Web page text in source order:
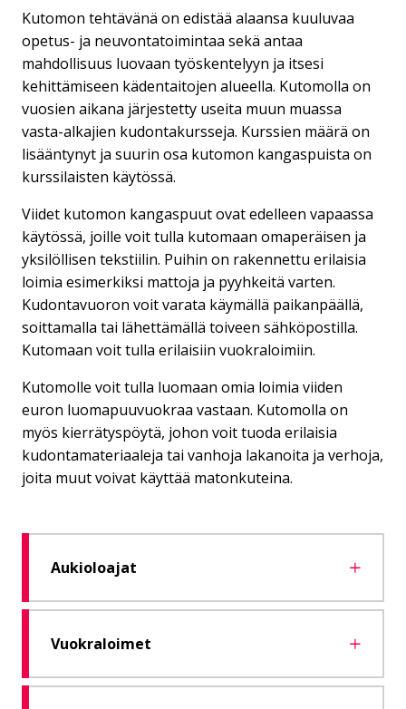
Kutomon tehtävänä on edistää alaansa kuuluvaa
opetus- ja neuvontatoimintaa sekä antaa
mahdollisuus luovaan työskentelyyn ja itsesi
kehittämiseen kädentaitojen alueella. Kutomolla on
vuosien aikana järjestetty useita muun muassa
vasta-alkajien kudontakursseja. Kurssien määrä on
lisääntynyt ja suurin osa kutomon kangaspuista on
kurssilaisten käytössä.
Viidet kutomon kangaspuut ovat edelleen vapaassa
käytössä, joille voit tulla kutomaan omaperäisen ja
yksilöllisen tekstiilin. Puihin on rakennettu erilaisia
loimia esimerkiksi mattoja ja pyyhkeitä varten.
Kudontavuoron voit varata käymällä paikanpäällä,
soittamalla tai lähettämällä toiveen sähköpostilla.
Kutomaan voit tulla erilaisiin vuokraloimiin.
Kutomolle voit tulla luomaan omia loimia viiden
euron luomapuuvuokraa vastaan. Kutomolla on
myös kierrätyspöytä, johon voit tuoda erilaisia
kudontamateriaaleja tai vanhoja lakanoita ja verhoja,
joita muut voivat käyttää matonkuteina.
Aukioloajat
Vuokraloimet